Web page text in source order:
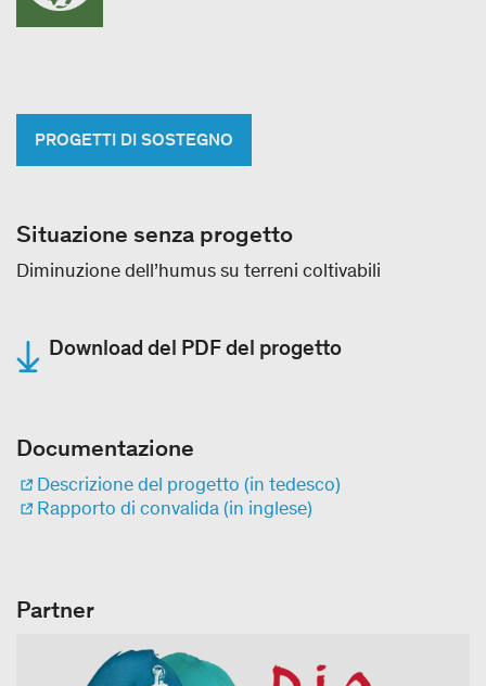
PROGETTI DI SOSTEGNO
Situazione senza progetto
Diminuzione dell’humus su terreni coltivabili
Download del PDF del progetto
Documentazione
Descrizione del progetto (in tedesco)
Rapporto di convalida (in inglese)
Partner